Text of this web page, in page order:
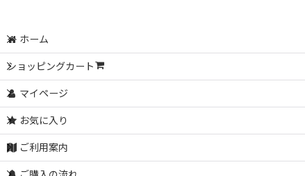
ホーム
ショッピングカート
マイページ
お気に入り
ご利用案内